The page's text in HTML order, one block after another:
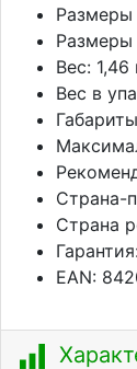
Размеры
Вес: 1,46
Вес в
Страна-
Страна
EAN: